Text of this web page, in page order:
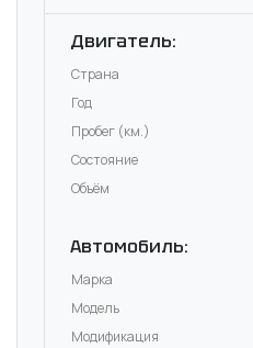
Двигатель:
Страна
Год
Пробег (км.)
Состояние
Объём
Автомобиль:
Марка
Модель
Модификация